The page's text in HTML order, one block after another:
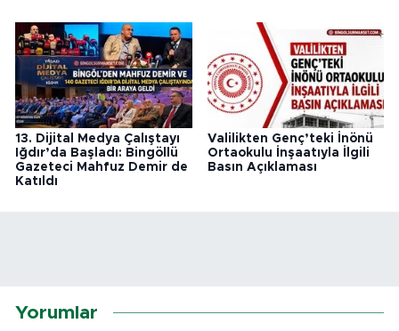
13. Dijital Medya Çalıştayı
Iğdır’da Başladı: Bingöllü
Gazeteci Mahfuz Demir de
Katıldı
Valilikten Genç’teki İnönü
Ortaokulu İnşaatıyla İlgili
Basın Açıklaması
Yorumlar